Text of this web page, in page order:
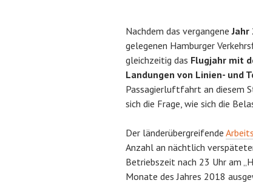
Nachdem das vergangene
gelegenen Hamburger
gleichzeitig das Flugjahr mit
Landungen von Linien- und
Passagierluftfahrt an diesem
sich die Frage, wie sich die
Der länderübergreifende
Anzahl an nächtlich
Betriebszeit nach 23 Uhr am
Monate des Jahres 2018